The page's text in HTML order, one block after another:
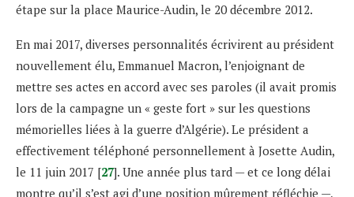
étape sur la place Maurice-Audin, le 20 décembre 2012.
En mai 2017, diverses personnalités écrivirent au président
nouvellement élu, Emmanuel Macron, l’enjoignant de
mettre ses actes en accord avec ses paroles (il avait promis
lors de la campagne un « geste fort » sur les questions
mémorielles liées à la guerre d’Algérie). Le président a
effectivement téléphoné personnellement à Josette Audin,
le 11 juin 2017 [27]. Une année plus tard — et ce long délai
montre qu’il s’est agi d’une position mûrement réfléchie —,